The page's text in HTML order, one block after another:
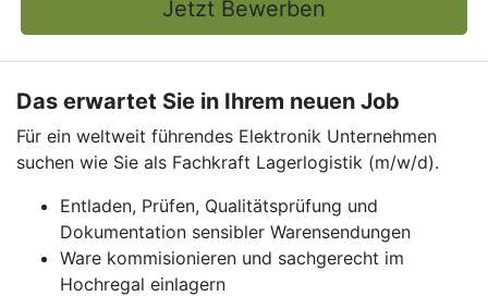
Jetzt Bewerben
Das erwartet Sie in Ihrem neuen Job
Für ein weltweit führendes Elektronik Unternehmen
suchen wie Sie als Fachkraft Lagerlogistik (m/w/d).
Entladen, Prüfen, Qualitätsprüfung und
Dokumentation sensibler Warensendungen
Ware kommisionieren und sachgerecht im
Hochregal einlagern